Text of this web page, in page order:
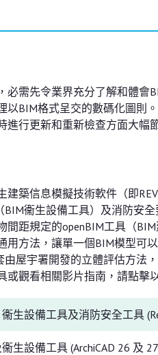
必需先令業界充分了解和體會
以BIM格式呈交的數碼化圖則
行更新和重新檢查方面大幅
築信息模擬技術軟件（即
衞生設備工具）及消防安
距規定的openBIM工具（
方法，讓單一個BIM模型可
屋宇署開發的立體評估方法
觀看相關影片指南，請點擊
生設備工具及消防安全工具
生設備工具 (ArchiCAD 26 及